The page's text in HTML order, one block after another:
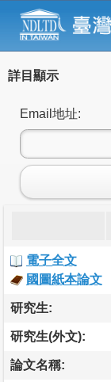
詳目顯示
Email地址:
電子全文
國圖紙本論文
研究生:
研究生(外文):
論文名稱: